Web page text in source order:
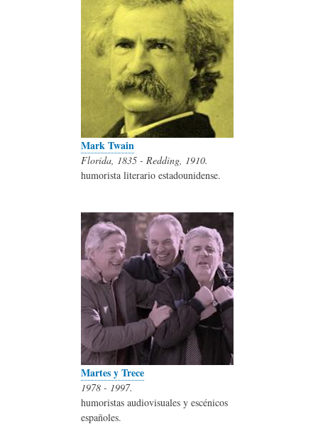
Mark Twain
Florida, 1835 - Redding, 1910.
humorista literario estadounidense.
Martes y Trece
1978 - 1997.
humoristas audiovisuales y escénicos
españoles.